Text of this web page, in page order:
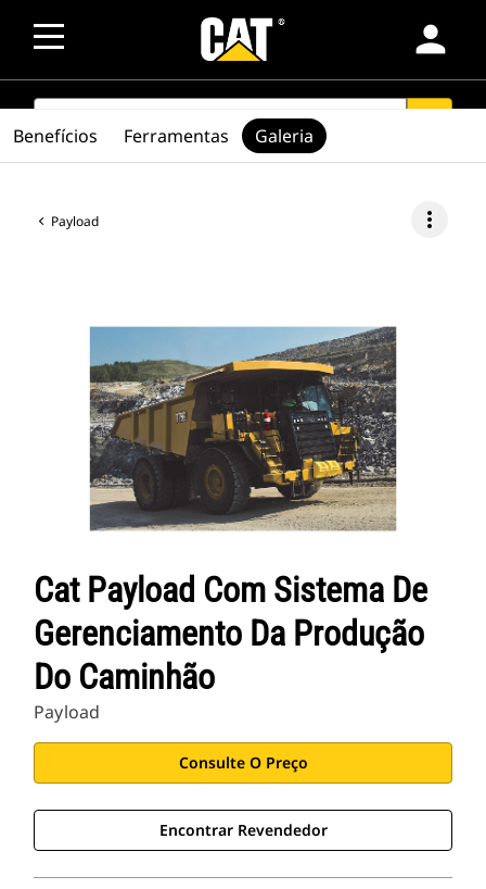
person
SEARCH
Payload more_vert
Cat Payload Com Sistema De
Gerenciamento Da Produção
Do Caminhão
Payload
Consulte O Preço
Encontrar Revendedor
Benefícios Ferramentas Galeria